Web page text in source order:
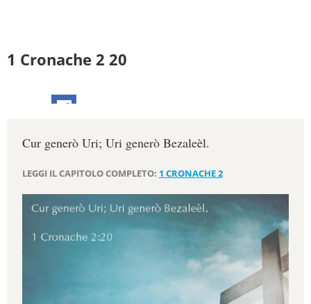
1 Cronache 2 20
Cur generò Uri; Uri generò Bezaleèl.
LEGGI IL CAPITOLO COMPLETO: 1 CRONACHE 2